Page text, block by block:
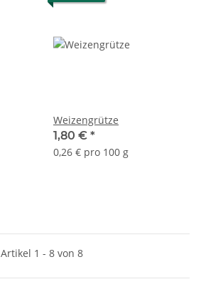
Weizengrütze
1,80 € *
0,26 € pro 100 g
Artikel 1 - 8 von 8